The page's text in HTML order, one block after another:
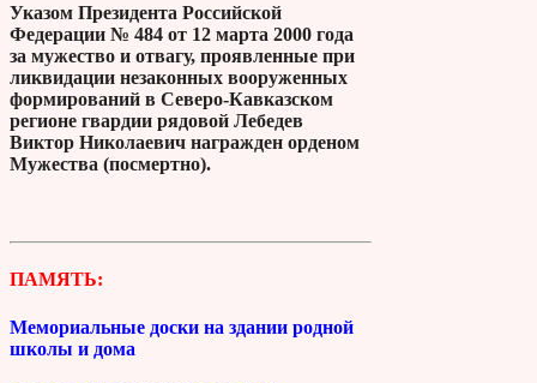
Указом Президента Российской
Федерации № 484 от 12 марта 2000 года
за мужество и отвагу, проявленные при
ликвидации незаконных вооруженных
формирований в Северо-Кавказском
регионе гвардии рядовой Лебедев
Виктор Николаевич награжден орденом
Мужества (посмертно).
ПАМЯТЬ:
Мемориальные доски на здании родной
школы и дома